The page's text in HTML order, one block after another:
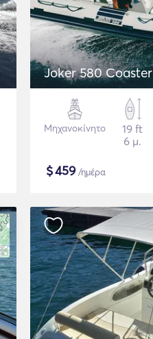
Joker 580 Coaster
Μηχανοκίνητο
19 ft
6 μ.
$459/ημέρα